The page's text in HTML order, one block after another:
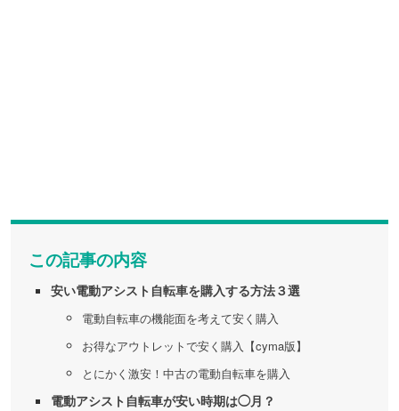
この記事の内容
安い電動アシスト自転車を購入する方法３選
電動自転車の機能面を考えて安く購入
お得なアウトレットで安く購入【cyma版】
とにかく激安！中古の電動自転車を購入
電動アシスト自転車が安い時期は◯月？